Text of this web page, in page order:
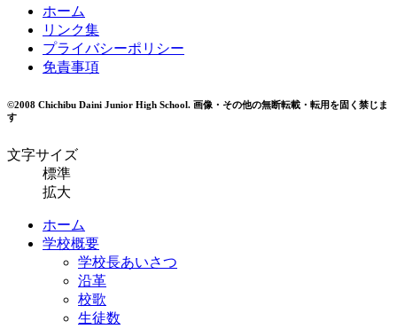
ホーム
リンク集
プライバシーポリシー
免責事項
©2008 Chichibu Daini Junior High School. 画像・その他の無断転載・転用を固く禁じま
す
文字サイズ
標準
拡大
ホーム
学校概要
学校長あいさつ
沿革
校歌
生徒数